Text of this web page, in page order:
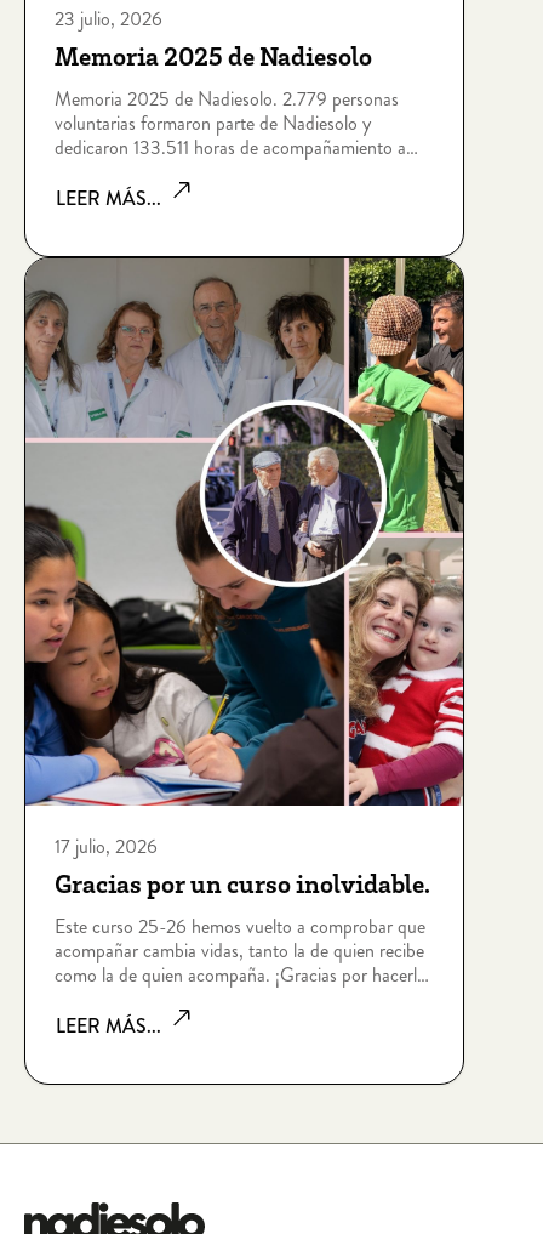
23 julio, 2026
Memoria 2025 de Nadiesolo
Memoria 2025 de Nadiesolo. 2.779 personas
voluntarias formaron parte de Nadiesolo y
dedicaron 133.511 horas de acompañamiento a
deseada por edad, enfermedad, dependencia,
LEER MÁS...
17 julio, 2026
Gracias por un curso inolvidable.
Este curso 25-26 hemos vuelto a comprobar que
acompañar cambia vidas, tanto la de quien recibe
como la de quien acompaña. ¡Gracias por hacerlo
LEER MÁS...